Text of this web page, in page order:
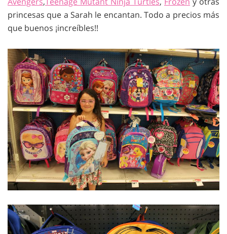
princesas que a Sarah le encantan. Todo a precios más
que buenos ¡increíbles!!